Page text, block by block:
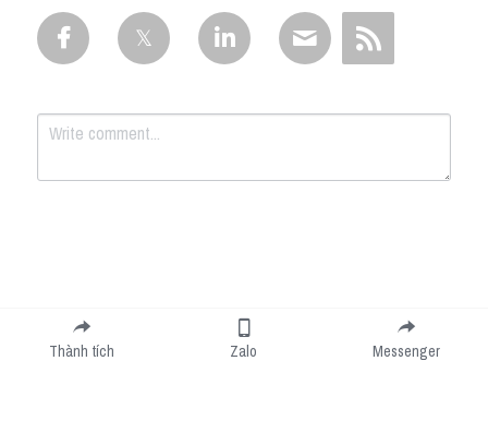
Submit
Thành tích Zalo Messenger